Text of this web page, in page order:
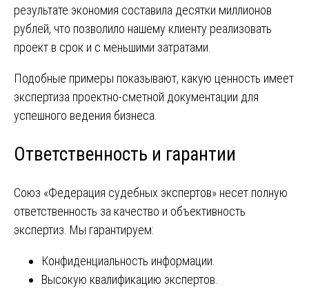
результате экономия составила десятки миллионов
рублей, что позволило нашему клиенту реализовать
проект в срок и с меньшими затратами.
Подобные примеры показывают, какую ценность имеет
экспертиза проектно-сметной документации для
успешного ведения бизнеса.
Ответственность и гарантии
Союз «Федерация судебных экспертов» несет полную
ответственность за качество и объективность
экспертиз. Мы гарантируем:
Конфиденциальность информации.
Высокую квалификацию экспертов.